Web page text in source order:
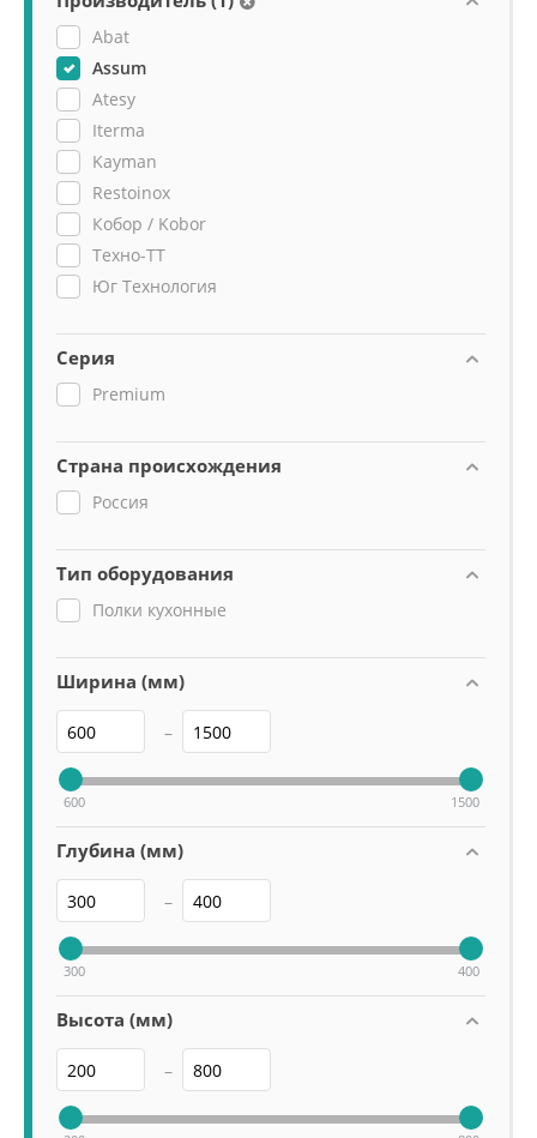
Abat
Assum
Atesy
Iterma
Kayman
Restoinox
Кобор / Kobor
Техно-ТТ
Юг Технология
Серия
Premium
Страна происхождения
Россия
Тип оборудования
Полки кухонные
Ширина (мм)
–
600 1500
Глубина (мм)
–
300 400
Высота (мм)
–